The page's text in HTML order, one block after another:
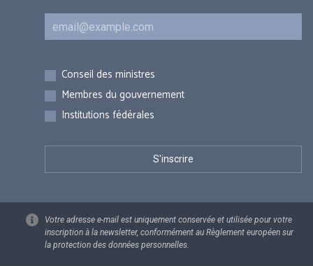
Courriel
Inscriptions
Conseil des ministres
Membres du gouvernement
Institutions fédérales
Votre adresse e-mail est uniquement conservée et utilisée pour votre
inscription à la newsletter, conformément au Règlement européen sur
la protection des données personnelles.